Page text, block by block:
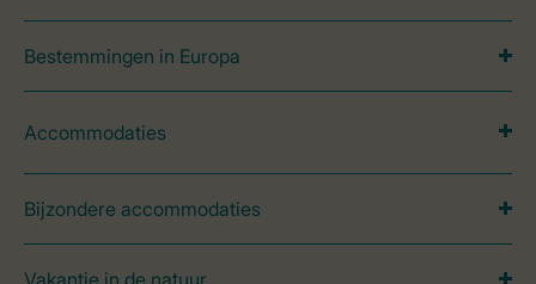
Bestemmingen in Europa
Accommodaties
Bijzondere accommodaties